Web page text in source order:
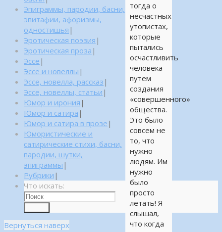
тогда о
несчастных
утопистах,
которые
пытались
осчастливить
человека
путем
создания
«совершенного»
общества.
Это было
совсем не
то, что
нужно
людям. Им
нужно
было
просто
летать! Я
слышал,
что когда
Эпиграммы, пародии, басни,
эпитафии, афоризмы,
одностишья |
Эротическая поэзия |
Эротическая проза |
Эссе |
Эссе и новеллы |
Эссе, новелла, рассказ |
Эссе, новеллы, статьи |
Юмор и ирония |
Юмор и сатира |
Юмор и сатира в прозе |
Юмористические и
сатирические стихи, басни,
пародии, шутки,
эпиграммы |
Рубрики |
Что искать:
Вернуться наверх